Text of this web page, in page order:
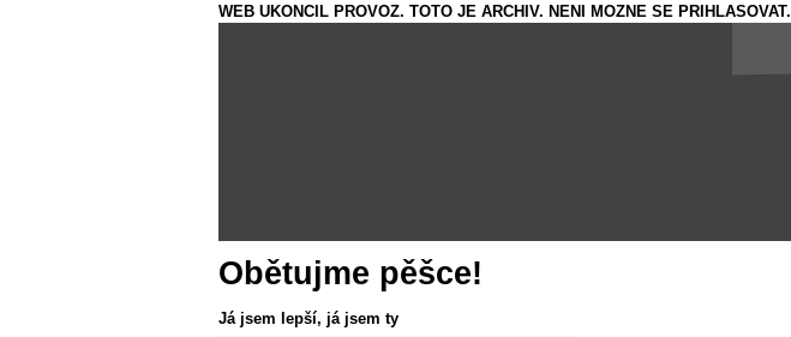
WEB UKONCIL PROVOZ. TOTO JE ARCHIV. NENI MOZNE SE PRIHLASOVAT.
Obětujme pěšce!
Já jsem lepší, já jsem ty